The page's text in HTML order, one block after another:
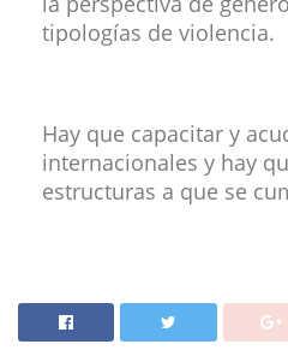
tipologías de violencia.
Hay que capacitar y
internacionales y hay
estructuras a que se